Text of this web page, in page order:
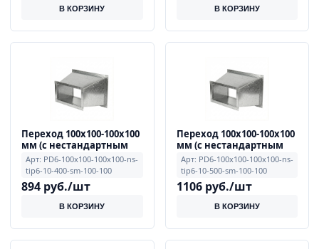
В КОРЗИНУ В КОРЗИНУ
Переход 100x100-100x100
мм (с нестандартным
смещением, тип 6), 1.0
мм, примечание L=400
мм, смещение E=100,
F=100
Арт: PD6-100x100-100x100-ns-
tip6-10-400-sm-100-100
894 руб./шт
В КОРЗИНУ
Переход 100x100-100x100
мм (с нестандартным
смещением, тип 6), 1.0
мм, примечание L=500
мм, смещение E=100,
F=100
Арт: PD6-100x100-100x100-ns-
tip6-10-500-sm-100-100
1106 руб./шт
В КОРЗИНУ